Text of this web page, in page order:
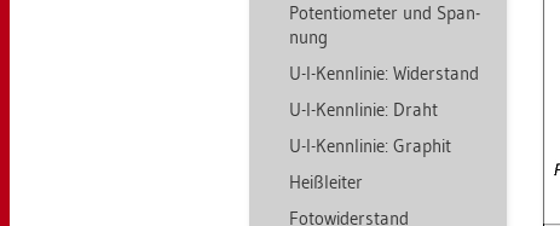
Po­ten­tio­me­ter und Span­
nung
U-I-Kenn­li­nie: Wi­der­stand
U-I-Kenn­li­nie: Draht
U-I-Kenn­li­nie: Gra­phit
Heiß­lei­ter
Fo­to­wi­der­stand